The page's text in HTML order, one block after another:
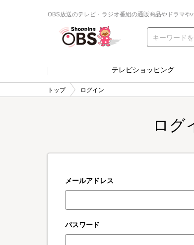
OBS放送のテレビ・ラジオ番組の通販商品やドラマ
テレビショッピング
トップ ログイン
ログ
メールアドレス
パスワード